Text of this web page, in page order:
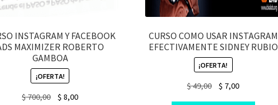
INSTAGRAM Y FACEBOOK
MAXIMIZER ROBERTO
GAMBOA
¡OFERTA!
$700,00
Original
$ 8,00Current
CURSO COMO USAR INSTAGRAM
EFECTIVAMENTE SIDNEY RUBIO
¡OFERTA!
$49,00
Original
$ 7,00Current